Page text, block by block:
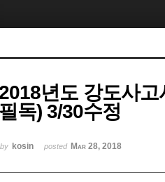
2018년도 강도사
필독) 3/30수정
by kosin posted Mar 28, 2018